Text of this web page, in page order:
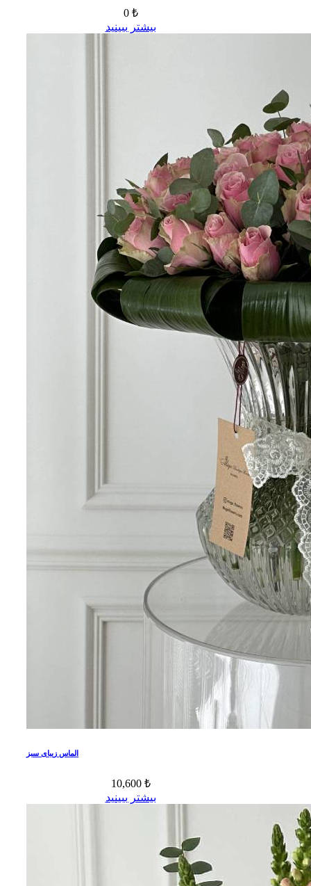
0 ₺
بیشتر ببینید
الماس زیبای سبز
10,600 ₺
بیشتر ببینید